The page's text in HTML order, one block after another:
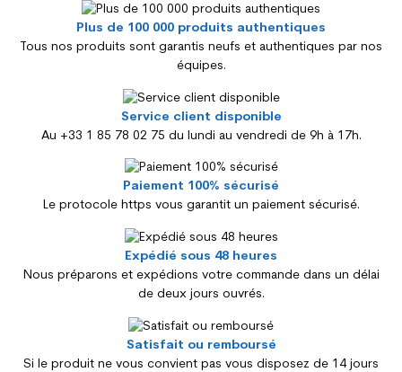
Plus de 100 000 produits authentiques
Tous nos produits sont garantis neufs et authentiques par nos
équipes.
Service client disponible
Au +33 1 85 78 02 75 du lundi au vendredi de 9h à 17h.
Paiement 100% sécurisé
Le protocole https vous garantit un paiement sécurisé.
Expédié sous 48 heures
Nous préparons et expédions votre commande dans un délai
de deux jours ouvrés.
Satisfait ou remboursé
Si le produit ne vous convient pas vous disposez de 14 jours